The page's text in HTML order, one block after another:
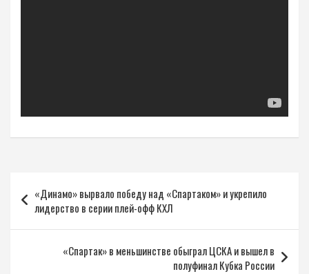
по
записям
«Динамо» вырвало победу над «Спартаком» и укрепило
лидерство в серии плей-офф КХЛ
«Спартак» в меньшинстве обыграл ЦСКА и вышел в
полуфинал Кубка России